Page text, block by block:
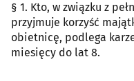
§ 1. Kto, w związku z
przyjmuje korzyść
obietnicę, podlega
miesięcy do lat 8.